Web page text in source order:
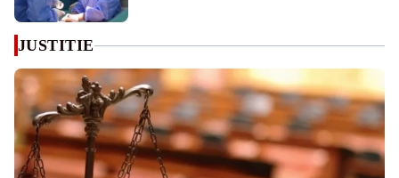
JUSTITIE